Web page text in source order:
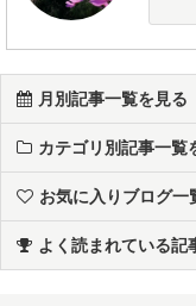
月別記事一覧を見る
カテゴリ別記事一覧
お気に入りブログ一
よく読まれている記